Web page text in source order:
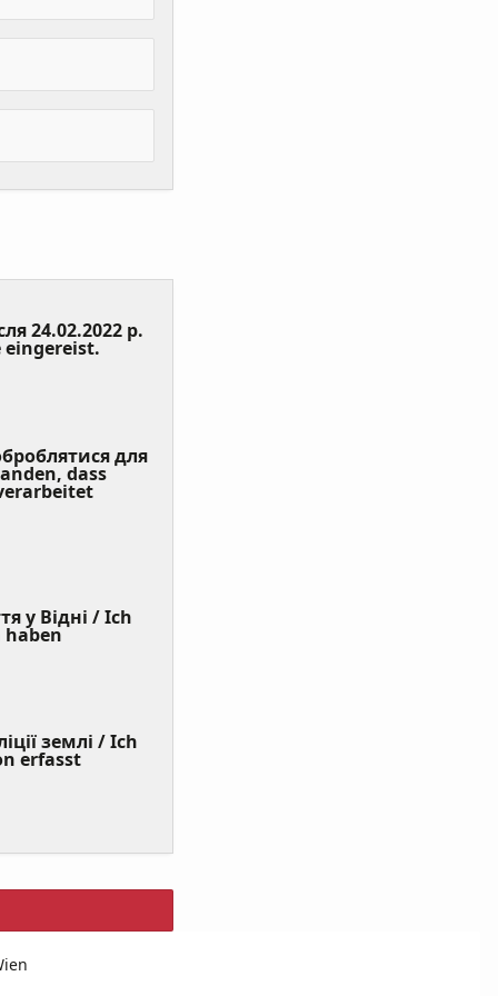
24.02.2022 р.
eingereist. (Value
для
dass
у Відні / Ich
(Value
землі / Ich
erfasst